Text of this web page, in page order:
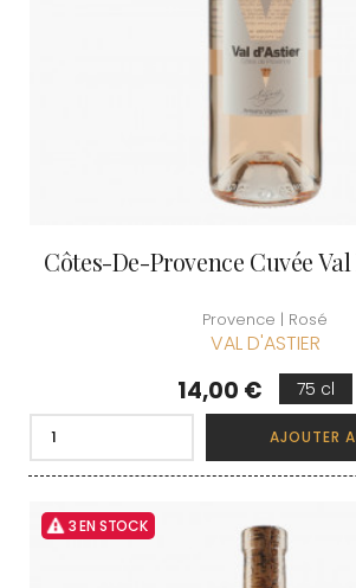
Côtes-De-Provence Cuvée
Provence | Rosé
VAL D'ASTIER
Prix
14,00 € 75 cl
AJOUTER
3 EN STOCK